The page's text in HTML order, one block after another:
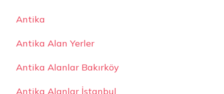
Antika
Antika Alan Yerler
Antika Alanlar Bakırköy
Antika Alanlar İstanbul